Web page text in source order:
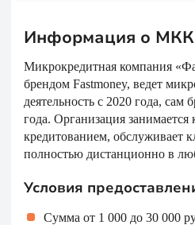
Информация о МКК
Микрокредитная компания
брендом Fastmoney, ведет
деятельность с 2020 года, сам
года. Организация занимается
кредитованием, обслуживает
полностью дистанционно в
Условия
Сумма от 1 000 до 30 000